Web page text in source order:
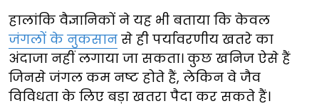
हालांकि वैज्ञानिकों ने यह भी बताया कि केवल
जंगलों के नुकसान से ही पर्यावरणीय खतरे का
अंदाजा नहीं लगाया जा सकता। कुछ खनिज ऐसे हैं
जिनसे जंगल कम नष्ट होते हैं, लेकिन वे जैव
विविधता के लिए बड़ा खतरा पैदा कर सकते हैं।